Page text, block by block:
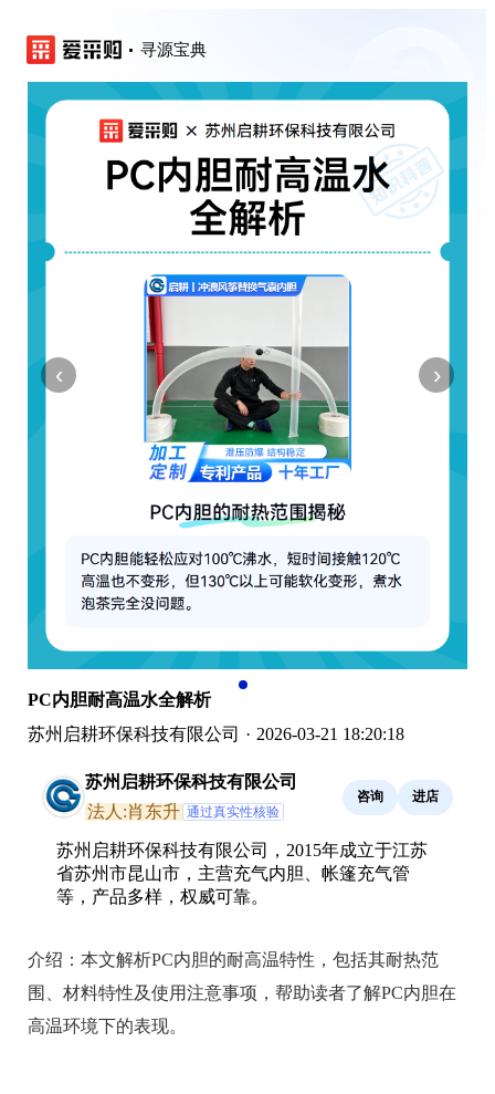
寻源宝典
‹ ›
PC内胆耐高温水全解析
苏州启耕环保科技有限公司 · 2026-03-21 18:20:18
苏州启耕环保科技有限公司
法人:肖东升 通过真实性核验
咨询 进店
苏州启耕环保科技有限公司，2015年成立于江苏
省苏州市昆山市，主营充气内胆、帐篷充气管
等，产品多样，权威可靠。
介绍： 本文解析PC内胆的耐高温特性，包括其耐热范
围、材料特性及使用注意事项，帮助读者了解PC内胆在
高温环境下的表现。